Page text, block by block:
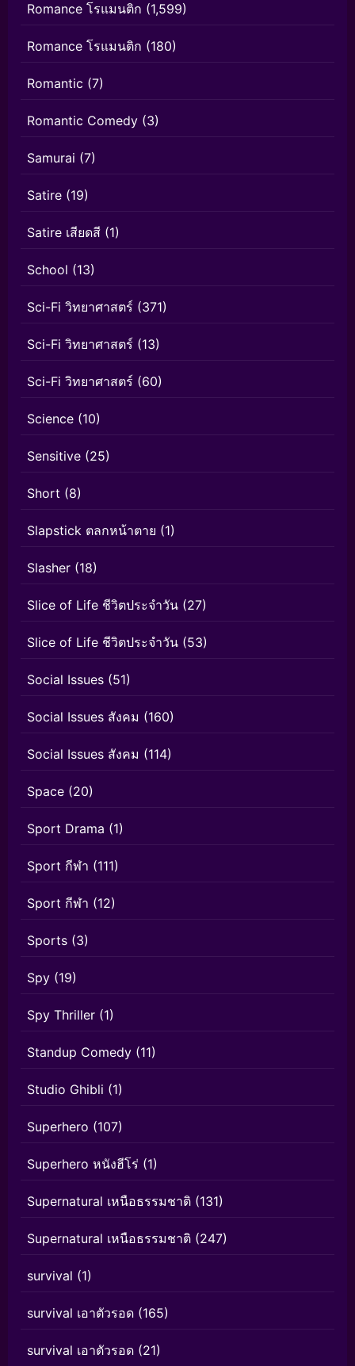
Romance โรแมนติก (1,599)
Romance โรแมนติก (180)
Romantic (7)
Romantic Comedy (3)
Samurai (7)
Satire (19)
Satire เสียดสี (1)
School (13)
Sci-Fi วิทยาศาสตร์ (371)
Sci-Fi วิทยาศาสตร์ (13)
Sci-Fi วิทยาศาสตร์ (60)
Science (10)
Sensitive (25)
Short (8)
Slapstick ตลกหน้าตาย (1)
Slasher (18)
Slice of Life ชีวิตประจำวัน (27)
Slice of Life ชีวิตประจำวัน (53)
Social Issues (51)
Social Issues สังคม (160)
Social Issues สังคม (114)
Space (20)
Sport Drama (1)
Sport กีฬา (111)
Sport กีฬา (12)
Sports (3)
Spy (19)
Spy Thriller (1)
Standup Comedy (11)
Studio Ghibli (1)
Superhero (107)
Superhero หนังฮีโร่ (1)
Supernatural เหนือธรรมชาติ (131)
Supernatural เหนือธรรมชาติ (247)
survival (1)
survival เอาตัวรอด (165)
survival เอาตัวรอด (21)